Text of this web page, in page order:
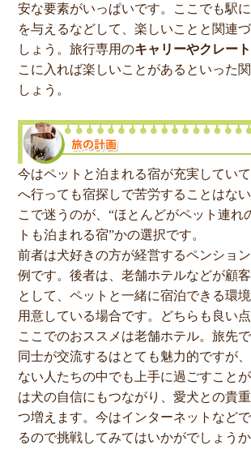
安な要素がいっぱいです。ここでも駅
を与えるなどして、楽しいことと関連
しょう。旅行専用のキャリーやクレート
こに入れば楽しいことがあるといった
しょう。
今はペットと泊まれる宿が充実してい
へ行っても宿探しで苦労することはな
こで迷うのが、“ほとんどがペット連れ
トも泊まれる宿”かの選択です。
前者は犬好きの方が経営するペンショ
例です。後者は、老舗ホテルなどが顧
として、ペットと一緒に宿泊できる環
用意している場合です。どちらも良い点
ここでのおススメは老舗ホテル。旅先
同士が交流するはとても魅力的ですが
ない人たちの中でも上手に過ごすこと
は犬の自信にもつながり、愛犬との貴
つ増えます。今はインターネットなど
るので挑戦してみてはいかがでしょうか